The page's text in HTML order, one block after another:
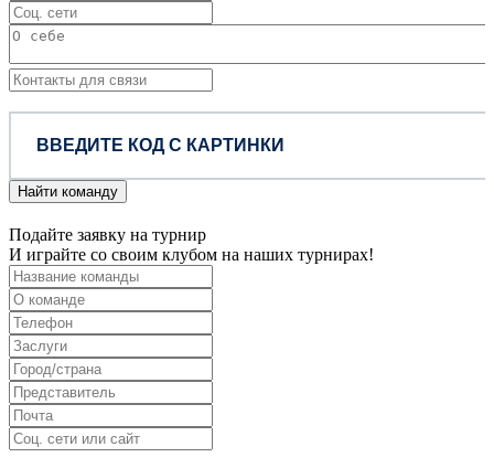
Найти команду
Подайте заявку на турнир
И играйте со своим клубом на наших турнирах!